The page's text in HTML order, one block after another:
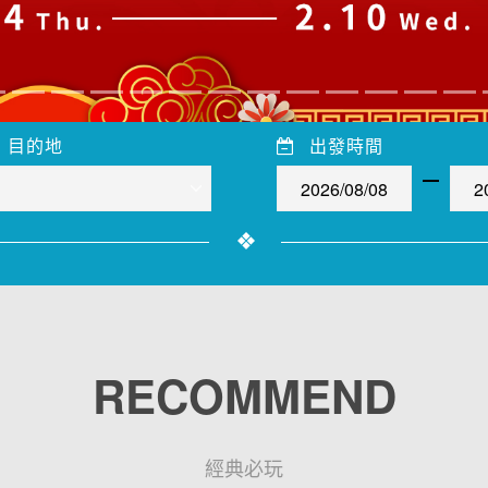
目的地 出發時間
RECOMMEND
經典必玩